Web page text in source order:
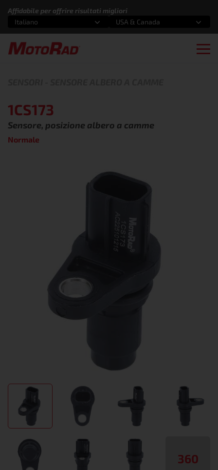
Affidabile per offrire risultati migliori
Seleziona un'opzione
Italiano
Seleziona un'opzione
USA & Canada
360
1CS173
Sensore, posizione albero a camme
Normale